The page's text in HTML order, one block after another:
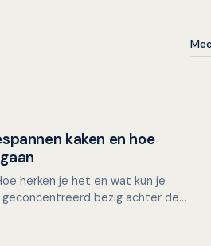
relatie tot algehele gezondheid
kaken en hoe
herken je het en wat kun je